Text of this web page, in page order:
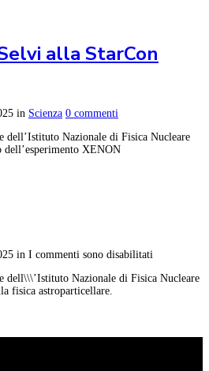
alla StarCon
in Scienza 0 commenti
dell’Istituto Nazionale di Fisica Nucleare
XENON
in I commenti sono disabilitati
dell\\\’Istituto Nazionale di Fisica Nucleare
fisica astroparticellare.